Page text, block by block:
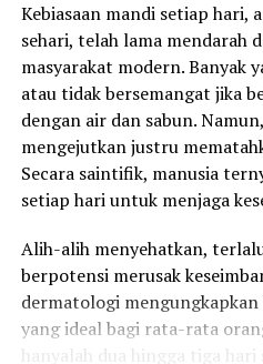
Kebiasaan mandi setiap hari,
sehari, telah lama mendarah
masyarakat modern. Banyak
atau tidak bersemangat jika
dengan air dan sabun.
mengejutkan justru
Secara saintifik, manusia
setiap hari untuk menjaga
Alih-alih menyehatkan,
berpotensi merusak
dermatologi
yang ideal bagi rata-rata
hanyalah dua hingga tiga hari